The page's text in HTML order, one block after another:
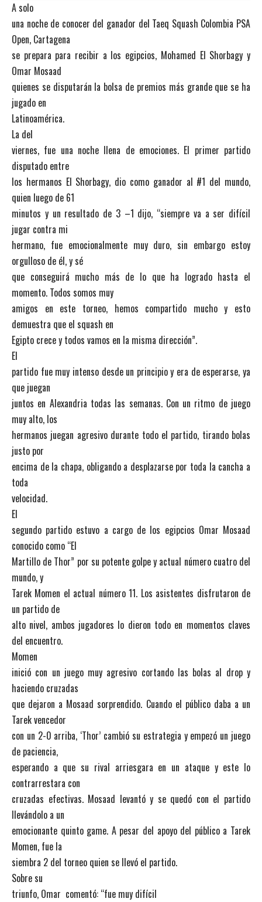
A solo
una noche de conocer del ganador del Taeq Squash Colombia PSA
Open, Cartagena
se prepara para recibir a los egipcios, Mohamed El Shorbagy y
Omar Mosaad
quienes se disputarán la bolsa de premios más grande que se ha
jugado en
Latinoamérica.
La del
viernes, fue una noche llena de emociones. El primer partido
disputado entre
los hermanos El Shorbagy, dio como ganador al #1 del mundo,
quien luego de 61
minutos y un resultado de 3 –1 dijo, “siempre va a ser difícil
jugar contra mi
hermano, fue emocionalmente muy duro, sin embargo estoy
orgulloso de él, y sé
que conseguirá mucho más de lo que ha logrado hasta el
momento. Todos somos muy
amigos en este torneo, hemos compartido mucho y esto
demuestra que el squash en
Egipto crece y todos vamos en la misma dirección”.
El
partido fue muy intenso desde un principio y era de esperarse, ya
que juegan
juntos en Alexandria todas las semanas. Con un ritmo de juego
muy alto, los
hermanos juegan agresivo durante todo el partido, tirando bolas
justo por
encima de la chapa, obligando a desplazarse por toda la cancha a
toda
velocidad.
El
segundo partido estuvo a cargo de los egipcios Omar Mosaad
conocido como “El
Martillo de Thor” por su potente golpe y actual número cuatro del
mundo, y
Tarek Momen el actual número 11. Los asistentes disfrutaron de
un partido de
alto nivel, ambos jugadores lo dieron todo en momentos claves
del encuentro.
Momen
inició con un juego muy agresivo cortando las bolas al drop y
haciendo cruzadas
que dejaron a Mosaad sorprendido. Cuando el público daba a un
Tarek vencedor
con un 2-0 arriba, ‘Thor’ cambió su estrategia y empezó un juego
de paciencia,
esperando a que su rival arriesgara en un ataque y este lo
contrarrestara con
cruzadas efectivas. Mosaad levantó y se quedó con el partido
llevándolo a un
emocionante quinto game. A pesar del apoyo del público a Tarek
Momen, fue la
siembra 2 del torneo quien se llevó el partido.
Sobre su
triunfo, Omar comentó: “fue muy difícil